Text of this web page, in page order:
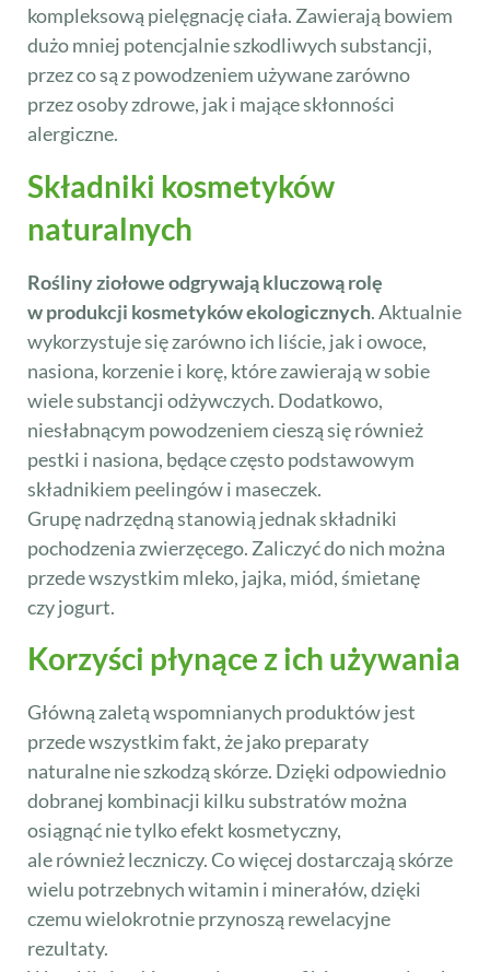
kompleksową pielęgnację ciała. Zawierają bowiem
dużo mniej potencjalnie szkodliwych substancji,
przez co są z powodzeniem używane zarówno
przez osoby zdrowe, jak i mające skłonności
alergiczne.
Składniki kosmetyków
naturalnych
Rośliny ziołowe odgrywają kluczową rolę
w produkcji kosmetyków ekologicznych. Aktualnie
wykorzystuje się zarówno ich liście, jak i owoce,
nasiona, korzenie i korę, które zawierają w sobie
wiele substancji odżywczych. Dodatkowo,
niesłabnącym powodzeniem cieszą się również
pestki i nasiona, będące często podstawowym
składnikiem peelingów i maseczek.
Grupę nadrzędną stanowią jednak składniki
pochodzenia zwierzęcego. Zaliczyć do nich można
przede wszystkim mleko, jajka, miód, śmietanę
czy jogurt.
Korzyści płynące z ich używania
Główną zaletą wspomnianych produktów jest
przede wszystkim fakt, że jako preparaty
naturalne nie szkodzą skórze. Dzięki odpowiednio
dobranej kombinacji kilku substratów można
osiągnąć nie tylko efekt kosmetyczny,
ale również leczniczy. Co więcej dostarczają skórze
wielu potrzebnych witamin i minerałów, dzięki
czemu wielokrotnie przynoszą rewelacyjne
rezultaty.